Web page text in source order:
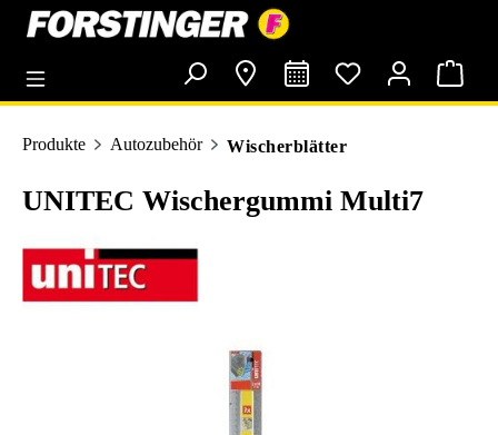
springen
Produkte Autozubehör Wischerblätter
UNITEC Wischergummi Multi7